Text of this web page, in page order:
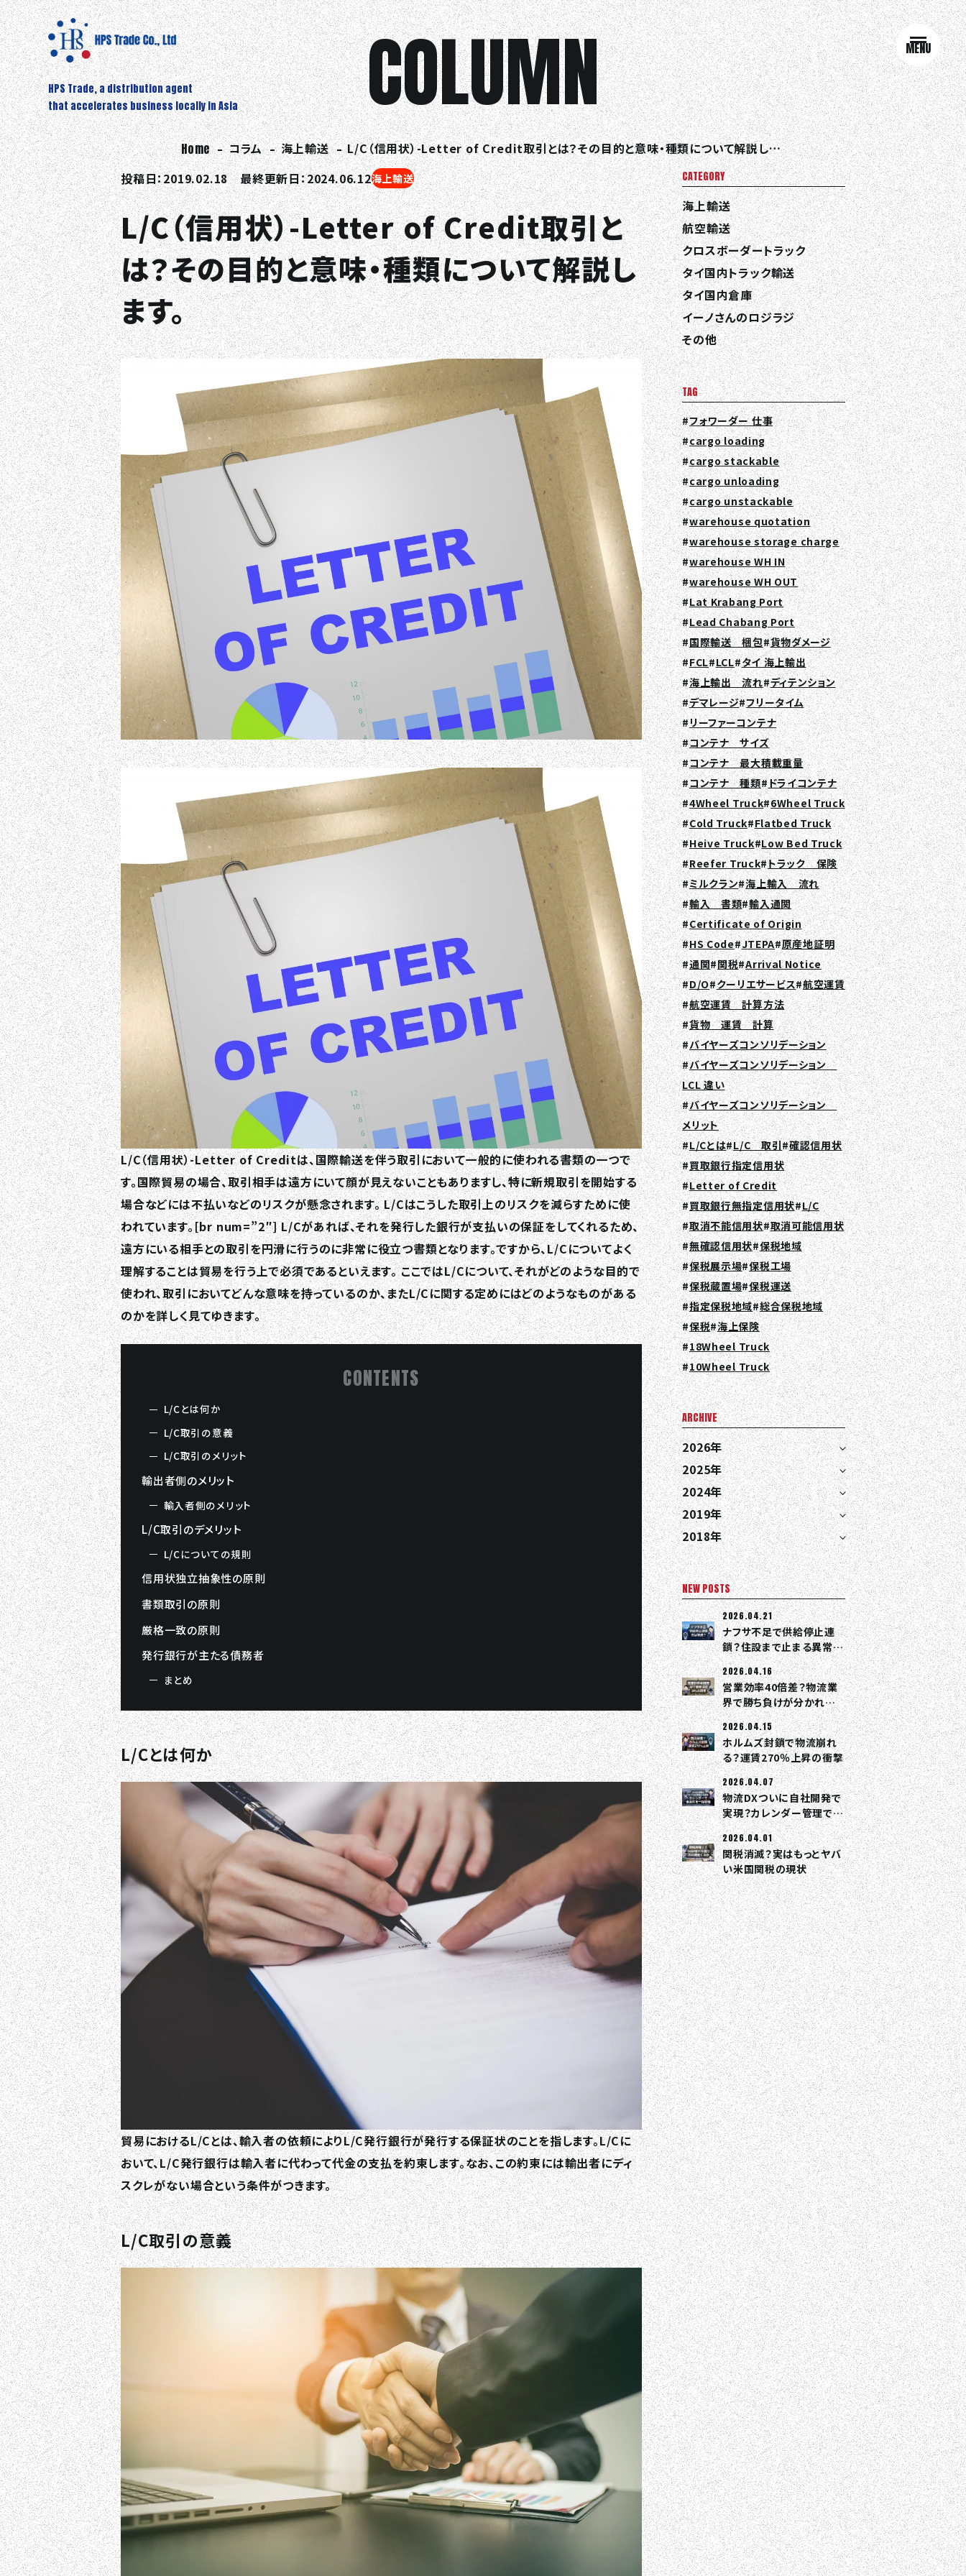
HPS Trade, a distribution agent
that accelerates business locally in Asia
MENU
NEWS
CONTACT
EN JA TH
COLUMN
Home コラム 海上輸送
L/C（信用状）-Letter of Credit取引とは？その目的と意味・種類について解説します。
投稿日：2019.02.18 最終更新日：2024.06.12海上輸送
L/C（信用状）-Letter of Credit取引と
は？その目的と意味・種類について解説し
ます。
L/C（信用状）-Letter of Creditは、国際輸送を伴う取引において一般的に使われる書類の一つで
す。国際貿易の場合、取引相手は遠方にいて顔が見えないこともありますし、特に新規取引を開始する
場合などには不払いなどのリスクが懸念されます。 L/Cはこうした取引上のリスクを減らすために使
われています。[br num=”2″] L/Cがあれば、それを発行した銀行が支払いの保証をしてくれるため、
遠方にいる相手との取引を円滑に行うのに非常に役立つ書類となります。ですから、L/Cについてよく
理解することは貿易を行う上で必須であるといえます。 ここではL/Cについて、それがどのような目的で
使われ、取引においてどんな意味を持っているのか、またL/Cに関する定めにはどのようなものがある
のかを詳しく見てゆきます。
CONTENTS
L/Cとは何か
L/C取引の意義
L/C取引のメリット
輸出者側のメリット
輸入者側のメリット
L/C取引のデメリット
L/Cについての規則
信用状独立抽象性の原則
書類取引の原則
厳格一致の原則
発行銀行が主たる債務者
まとめ
L/Cとは何か
貿易におけるL/Cとは、輸入者の依頼によりL/C発行銀行が発行する保証状のことを指します。L/Cに
おいて、L/C発行銀行は輸入者に代わって代金の支払を約束します。なお、この約束には輸出者にディ
スクレがない場合という条件がつきます。
L/C取引の意義
CATEGORY
海上輸送
航空輸送
クロスボーダートラック
タイ国内トラック輸送
タイ国内倉庫
イーノさんのロジラジ
その他
TAG
フォワーダー 仕事
cargo loading
cargo stackable
cargo unloading
cargo unstackable
warehouse quotation
warehouse storage charge
warehouse WH IN
warehouse WH OUT
Lat Krabang Port
Lead Chabang Port
国際輸送 梱包 貨物ダメージ
FCL LCL タイ 海上輸出
海上輸出 流れ ディテンション
デマレージ フリータイム
リーファーコンテナ
コンテナ サイズ
コンテナ 最大積載重量
コンテナ 種類 ドライコンテナ
4Wheel Truck 6Wheel Truck
Cold Truck Flatbed Truck
Heive Truck Low Bed Truck
Reefer Truck トラック 保険
ミルクラン 海上輸入 流れ
輸入 書類 輸入通関
Certificate of Origin
HS Code JTEPA 原産地証明
通関 関税 Arrival Notice
D/O クーリエサービス 航空運賃
航空運賃 計算方法
貨物 運賃 計算
バイヤーズコンソリデーション
バイヤーズコンソリデーション
LCL 違い
バイヤーズコンソリデーション
メリット
L/Cとは L/C 取引 確認信用状
買取銀行指定信用状
Letter of Credit
買取銀行無指定信用状 L/C
取消不能信用状 取消可能信用状
無確認信用状 保税地域
保税展示場 保税工場
保税蔵置場 保税運送
指定保税地域 総合保税地域
保税 海上保険
18Wheel Truck
10Wheel Truck
ARCHIVE
2026年
2025年
2024年
2019年
2018年
NEW POSTS
2026.04.21
ナフサ不足で供給停止連
鎖？住設まで止まる異常事
態
2026.04.16
営業効率40倍差？物流業
界で勝ち負けが分かれる
理由
2026.04.15
ホルムズ封鎖で物流崩れ
る？運賃270％上昇の衝撃
2026.04.07
物流DXついに自社開発で
実現？カレンダー管理で全
部つながる
2026.04.01
関税消滅？実はもっとヤバ
い米国関税の現状